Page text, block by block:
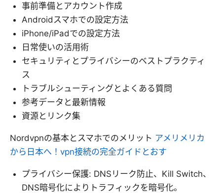
事前準備とアカウント作成
Androidスマホでの設定方法
iPhone/iPadでの設定方法
日常使いの活用術
セキュリティとプライバシーのベストプラクティ
ス
トラブルシューティングとよくある質問
参考データと最新情報
資源とリンク集
Nordvpnの基本とスマホでのメリット アメリメリカ
から日本へ！vpn接続の完全ガイドとおす
プライバシー保護: DNSリーク防止、Kill Switch、
DNS暗号化によりトラフィックを暗号化。